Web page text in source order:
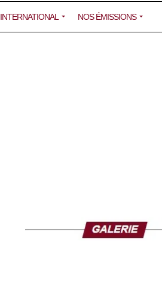
INTERNATIONAL NOS ÉMISSIONS